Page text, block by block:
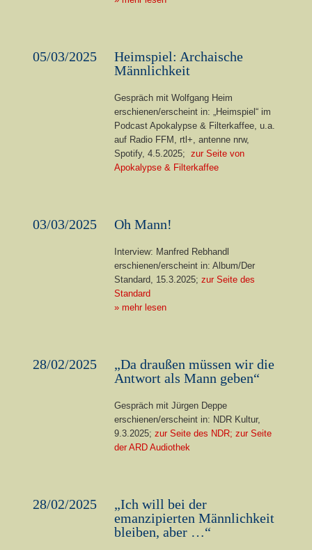
05/03/2025
Heimspiel: Archaische
Männlichkeit
Gespräch mit Wolfgang Heim
erschienen/erscheint in: „Heimspiel“ im
Podcast Apokalypse & Filterkaffee, u.a.
auf Radio FFM, rtl+, antenne nrw,
Spotify, 4.5.2025; zur Seite von
Apokalypse & Filterkaffee
03/03/2025 Oh Mann!
Interview: Manfred Rebhandl
erschienen/erscheint in: Album/Der
Standard, 15.3.2025; zur Seite des
Standard
» mehr lesen
28/02/2025
„Da draußen müssen wir die
Antwort als Mann geben“
Gespräch mit Jürgen Deppe
erschienen/erscheint in: NDR Kultur,
9.3.2025; zur Seite des NDR; zur Seite
der ARD Audiothek
28/02/2025
„Ich will bei der
emanzipierten Männlichkeit
bleiben, aber …“